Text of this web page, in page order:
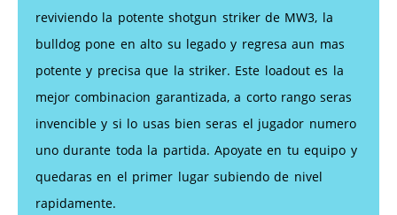
reviviendo la potente shotgun striker de MW3, la
bulldog pone en alto su legado y regresa aun mas
potente y precisa que la striker. Este loadout es la
mejor combinacion garantizada, a corto rango seras
invencible y si lo usas bien seras el jugador numero
uno durante toda la partida. Apoyate en tu equipo y
quedaras en el primer lugar subiendo de nivel
rapidamente.